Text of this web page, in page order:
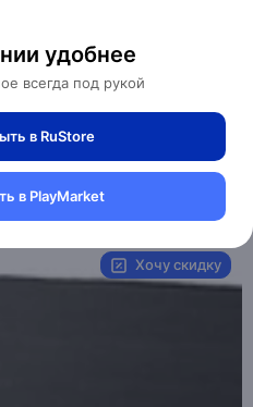
удобнее
всегда под рукой
в RuStore
в PlayMarket
FCX 648 Ethernet
0
Хочу скидку